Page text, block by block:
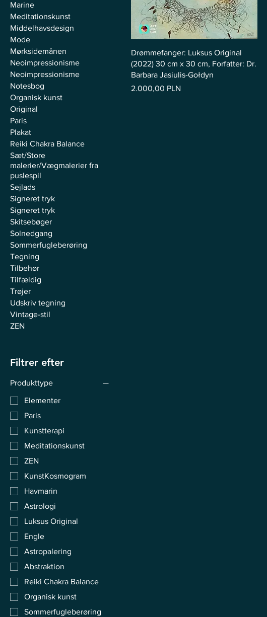
Marine
Meditationskunst
Middelhavsdesign
Mode
Mørksidemånen
Neoimpressionisme
Neoimpressionisme
Notesbog
Organisk kunst
Original
Paris
Plakat
Reiki Chakra Balance
Sæt/Store
malerier/Vægmalerier fra
puslespil
Sejlads
Signeret tryk
Signeret tryk
Skitsebøger
Solnedgang
Sommerfugleberøring
Tegning
Tilbehør
Tilfældig
Trøjer
Udskriv tegning
Vintage-stil
ZEN
Filtrer efter
Produkttype
Elementer
Paris
Kunstterapi
Meditationskunst
ZEN
KunstKosmogram
Havmarin
Astrologi
Luksus Original
Engle
Astropalering
Abstraktion
Reiki Chakra Balance
Organisk kunst
Sommerfugleberøring
Drømmefanger: Luksus Original
(2022) 30 cm x 30 cm, Forfatter: Dr.
Barbara Jasiulis-Gołdyn
Pris
2.000,00 PLN